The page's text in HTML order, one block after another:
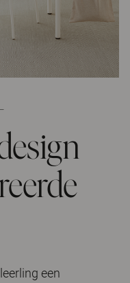
een